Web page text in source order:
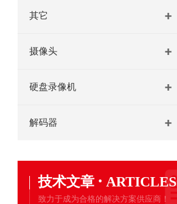
其它
摄像头
硬盘录像机
解码器
技术文章 · ARTICLES
致力于成为合格的解决方案供应商！